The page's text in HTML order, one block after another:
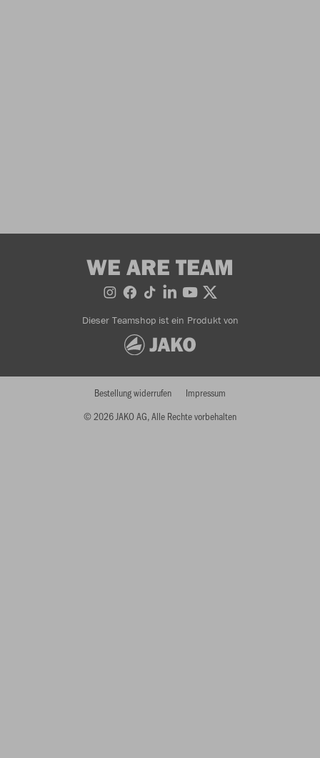
WE ARE TEAM
Dieser Teamshop ist ein Produkt von
© 2026 JAKO AG, Alle Rechte vorbehalten
Bestellung widerrufen Impressum